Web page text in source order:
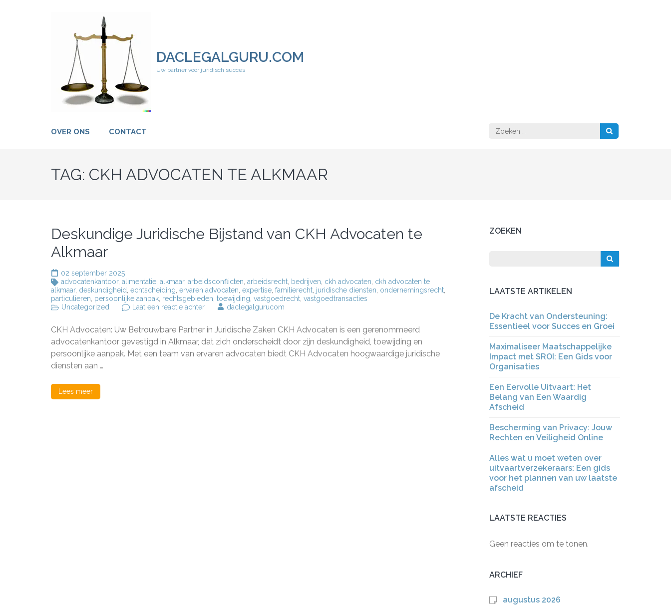
DACLEGALGURU.COM
Uw partner voor juridisch succes
OVER ONS CONTACT
Zoeken
naar:
TAG: CKH ADVOCATEN TE ALKMAAR
Deskundige Juridische Bijstand van CKH Advocaten te
Alkmaar
02 september 2025
advocatenkantoor, alimentatie alkmaar, arbeidsconflicten arbeidsrecht bedrijven ckh advocaten ckh advocaten te
alkmaar, deskundigheid echtscheiding ervaren advocaten expertise familierecht juridische diensten ondernemingsrecht
particulieren persoonlijke aanpak rechtsgebieden toewijding vastgoedrecht vastgoedtransacties
Uncategorized
Laat een reactie achterop
Bijstand
van
Advocaten
daclegalgurucom
CKH Advocaten: Uw Betrouwbare Partner in Juridische Zaken CKH Advocaten is een gerenommeerd
advocatenkantoor gevestigd in Alkmaar, dat zich onderscheidt door zijn deskundigheid, toewijding en
persoonlijke aanpak. Met een team van ervaren advocaten biedt CKH Advocaten hoogwaardige juridische
diensten aan …
Lees meer
ZOEKEN
LAATSTE ARTIKELEN
De Kracht van Ondersteuning:
Essentieel voor Succes en Groei
Maximaliseer Maatschappelijke
Impact met SROI: Een Gids voor
Organisaties
Een Eervolle Uitvaart: Het
Belang van Een Waardig
Afscheid
Bescherming van Privacy: Jouw
Rechten en Veiligheid Online
Alles wat u moet weten over
uitvaartverzekeraars: Een gids
voor het plannen van uw laatste
afscheid
LAATSTE REACTIES
Geen reacties om te tonen.
ARCHIEF
augustus 2026